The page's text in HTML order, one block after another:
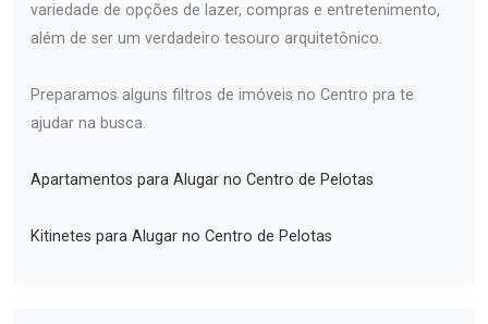
variedade de opções de lazer, compras e entretenimento,
além de ser um verdadeiro tesouro arquitetônico.
Preparamos alguns filtros de imóveis no Centro pra te
ajudar na busca.
Apartamentos para Alugar no Centro de Pelotas
Kitinetes para Alugar no Centro de Pelotas